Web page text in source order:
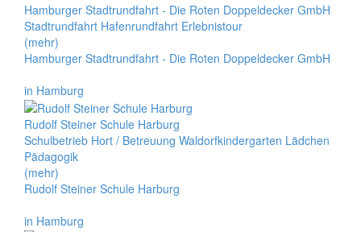
Hamburger Stadtrundfahrt - Die Roten Doppeldecker GmbH
Stadtrundfahrt Hafenrundfahrt Erlebnistour
(mehr)
Hamburger Stadtrundfahrt - Die Roten Doppeldecker GmbH
in Hamburg
Rudolf Steiner Schule Harburg
Schulbetrieb Hort / Betreuung Waldorfkindergarten Lädchen
Pädagogik
(mehr)
Rudolf Steiner Schule Harburg
in Hamburg